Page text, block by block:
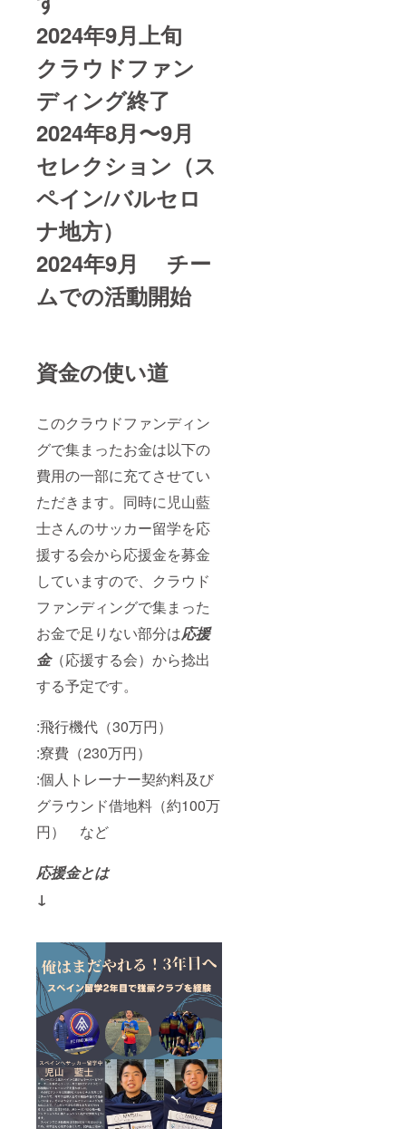
2024年9月上旬
クラウドファン
ディング終了
2024年8月〜9月
セレクション（ス
ペイン/バルセロ
ナ地方）
2024年9月 チー
ムでの活動開始
資金の使い道
このクラウドファンディン
グで集まったお金は以下の
費用の一部に充てさせてい
ただきます。同時に児山藍
士さんのサッカー留学を応
援する会から応援金を募金
していますので、クラウド
ファンディングで集まった
お金で足りない部分は応援
金（応援する会）から捻出
する予定です。
:飛行機代（30万円）
:寮費（230万円）
:個人トレーナー契約料及び
グラウンド借地料（約100万
円） など
応援金とは
↓